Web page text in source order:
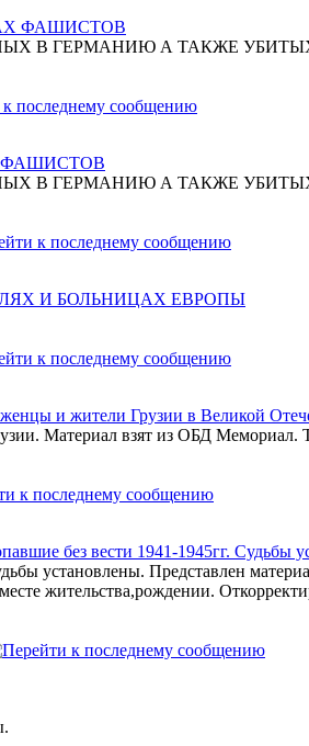
ФАШИСТОВ
В ГЕРМАНИЮ А ТАКЖЕ
ФАШИСТОВ
В ГЕРМАНИЮ А ТАКЖЕ
И БОЛЬНИЦАХ ЕВРОПЫ
и жители Грузии в Великой
Материал взят из ОБД Мемориал.
без вести 1941-1945гг. Судьбы
установлены. Представлен
жительства,рождении.